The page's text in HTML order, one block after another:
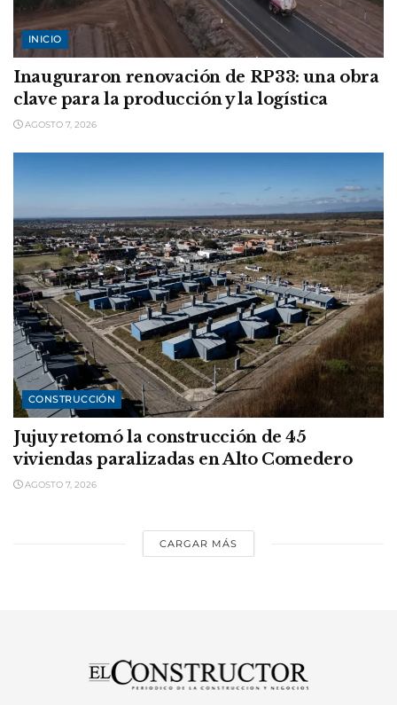
INICIO
Inauguraron renovación de RP33: una obra
clave para la producción y la logística
AGOSTO 7, 2026
CONSTRUCCIÓN
Jujuy retomó la construcción de 45
viviendas paralizadas en Alto Comedero
AGOSTO 7, 2026
CARGAR MÁS